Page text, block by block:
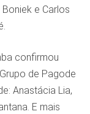
e Carlos
confirmou
de Pagode
Anastácia Lia,
E mais